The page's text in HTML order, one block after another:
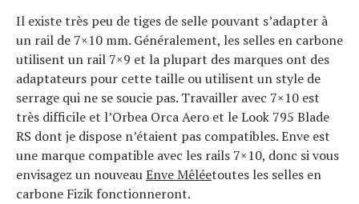
Il existe très peu de tiges de selle pouvant s’adapter à
un rail de 7×10 mm. Généralement, les selles en carbone
utilisent un rail 7×9 et la plupart des marques ont des
adaptateurs pour cette taille ou utilisent un style de
serrage qui ne se soucie pas. Travailler avec 7×10 est
très difficile et l’Orbea Orca Aero et le Look 795 Blade
RS dont je dispose n’étaient pas compatibles. Enve est
une marque compatible avec les rails 7×10, donc si vous
envisagez un nouveauEnve Mêléetoutes les selles en
carbone Fizik fonctionneront.